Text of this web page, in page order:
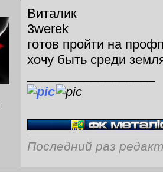
Виталик
3werek
готов пройти на
хочу быть среди
Последний раз